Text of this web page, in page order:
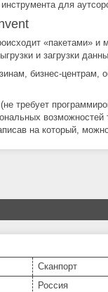
для
«пакетами» и
и загрузки
бизнес-
требует
на который,
Сканпорт
Россия